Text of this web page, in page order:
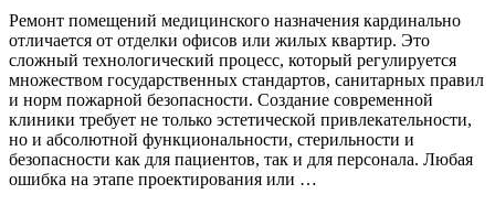
Ремонт помещений медицинского назначения кардинально
отличается от отделки офисов или жилых квартир. Это
сложный технологический процесс, который регулируется
множеством государственных стандартов, санитарных правил
и норм пожарной безопасности. Создание современной
клиники требует не только эстетической привлекательности,
но и абсолютной функциональности, стерильности и
безопасности как для пациентов, так и для персонала. Любая
ошибка на этапе проектирования или …